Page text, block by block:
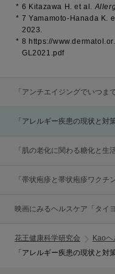
* 6 Kitazawa H. et al.
* 7 Yamamoto-Hanada K.
2023.
* 8 https://
GL2021.pdf
「アンチエイジングでいつま
「アレルギー疾患の現状と対策
「肌の老化に関わる糖化と生
「帯状疱疹と帯状疱疹ワクチ
映画にみるヘルスケア「タイ
花王健康科学研究会
Kaoヘ
「アレルギー疾患の現状と対策